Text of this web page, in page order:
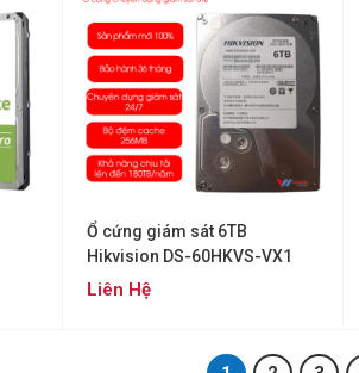
Ổ cứng giám sát 6TB
Hikvision DS-60HKVS-VX1
Liên Hệ